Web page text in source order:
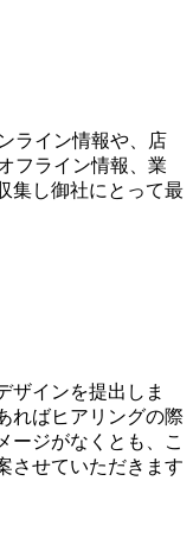
ライン情報や、店
フライン情報、業
集し御社にとって最
ザインを提出しま
ればヒアリングの際
ージがなくとも、こ
させていただきます